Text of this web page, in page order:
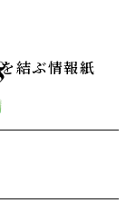
結ぶ情報紙